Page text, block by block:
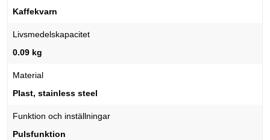
Kaffekvarn
Livsmedelskapacitet
0.09 kg
Material
Plast, stainless steel
Funktion och inställningar
Pulsfunktion